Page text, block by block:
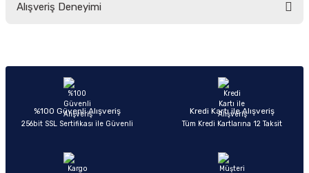
yetersiz gördüğünüz noktaları öneri formunu kullanarak tarafımıza
Ürün açıklamasında eksik bilgiler bulunuyor.
Ürün bilgilerinde hatalar bulunuyor.
Ürün fiyatı diğer sitelerden daha pahalı.
Alışveriş Deneyimi
Sitemize ilk yorumu siz yapın!
%100 Güvenli Alışveriş
256bit SSL Sertifikası ile Güvenli
Kredi Kartı ile Alışveriş
Tüm Kredi Kartlarına 12 Taksit